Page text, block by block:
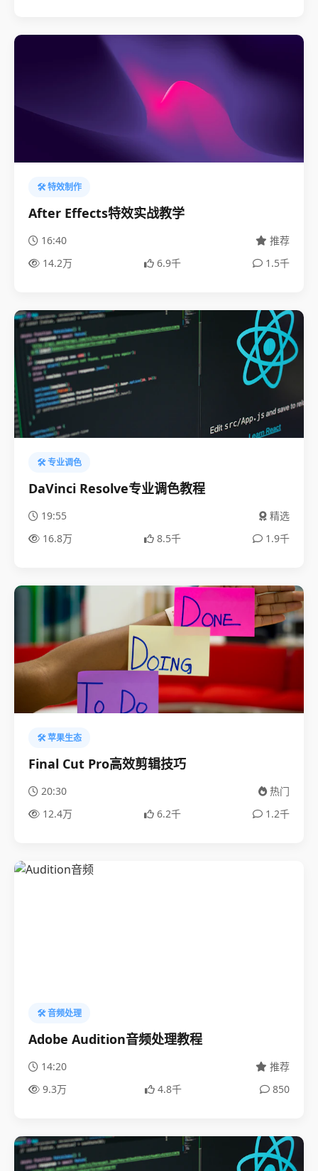
🛠️ 特效制作
After Effects特效实战教学
16:40
推荐
14.2万
6.9千 1.5千
🛠️ 专业调色
DaVinci Resolve专业调色教程
19:55
精选
16.8万
8.5千 1.9千
🛠️ 苹果生态
Final Cut Pro高效剪辑技巧
20:30
热门
12.4万
6.2千 1.2千
🛠️ 音频处理
Adobe Audition音频处理教程
14:20
推荐
9.3万
4.8千 850